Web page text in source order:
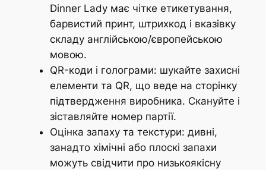
Dinner Lady має чітке етикетування,
барвистий принт, штрихкод і вказівку
складу англійською/європейською
мовою.
QR-коди і голограми: шукайте захисні
елементи та QR, що веде на сторінку
підтвердження виробника. Скануйте і
зіставляйте номер партії.
Оцінка запаху та текстури: дивні,
занадто хімічні або плоскі запахи
можуть свідчити про низькоякісну